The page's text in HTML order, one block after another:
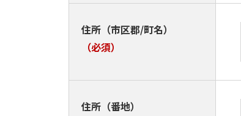
住所（市区郡/町名）
（必須）
住所（番地）